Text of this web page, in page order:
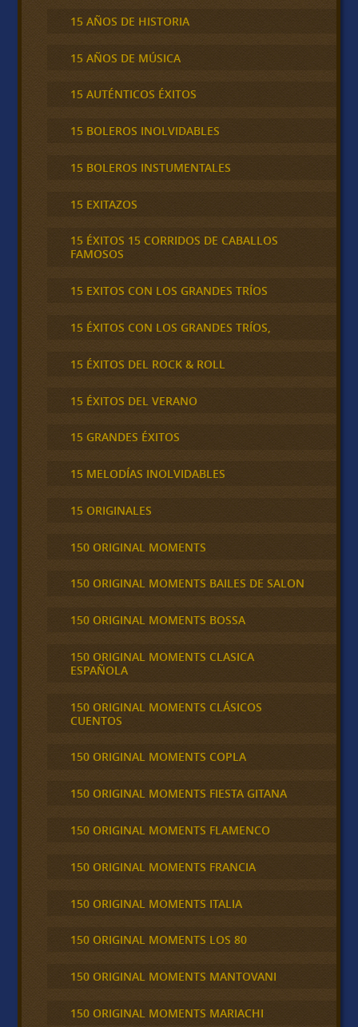
15 AÑOS DE HISTORIA
15 AÑOS DE MÚSICA
15 AUTÉNTICOS ÉXITOS
15 BOLEROS INOLVIDABLES
15 BOLEROS INSTUMENTALES
15 EXITAZOS
15 ÉXITOS 15 CORRIDOS DE CABALLOS
FAMOSOS
15 EXITOS CON LOS GRANDES TRÍOS
15 ÉXITOS CON LOS GRANDES TRÍOS,
15 ÉXITOS DEL ROCK & ROLL
15 ÉXITOS DEL VERANO
15 GRANDES ÉXITOS
15 MELODÍAS INOLVIDABLES
15 ORIGINALES
150 ORIGINAL MOMENTS
150 ORIGINAL MOMENTS BAILES DE SALON
150 ORIGINAL MOMENTS BOSSA
150 ORIGINAL MOMENTS CLASICA
ESPAÑOLA
150 ORIGINAL MOMENTS CLÁSICOS
CUENTOS
150 ORIGINAL MOMENTS COPLA
150 ORIGINAL MOMENTS FIESTA GITANA
150 ORIGINAL MOMENTS FLAMENCO
150 ORIGINAL MOMENTS FRANCIA
150 ORIGINAL MOMENTS ITALIA
150 ORIGINAL MOMENTS LOS 80
150 ORIGINAL MOMENTS MANTOVANI
150 ORIGINAL MOMENTS MARIACHI